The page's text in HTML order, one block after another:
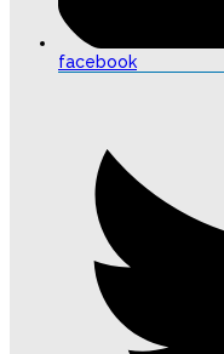
facebook